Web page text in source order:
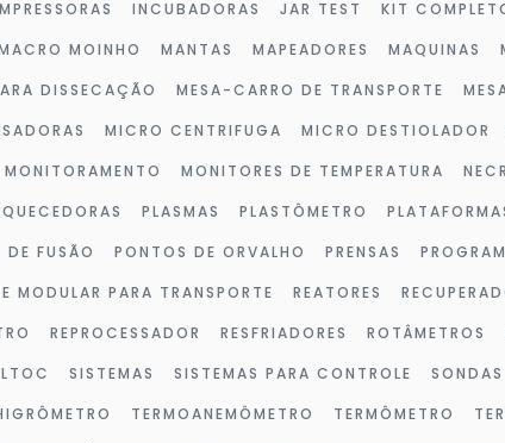
INCUBADORAS JAR TEST KIT
MOINHO MANTAS MAPEADORES MAQUINAS
DISSECAÇÃO MESA-CARRO DE TRANSPORTE
MICRO CENTRIFUGA MICRO DESTIOLADOR
MONITORAMENTO MONITORES DE TEMPERATURA
PLASMAS PLASTÔMETRO
DE FUSÃO PONTOS DE ORVALHO PRENSAS
MODULAR PARA TRANSPORTE REATORES
REPROCESSADOR RESFRIADORES ROTÂMETROS
SISTEMAS SISTEMAS PARA CONTROLE SONDAS
TERMOANEMÔMETRO TERMÔMETRO